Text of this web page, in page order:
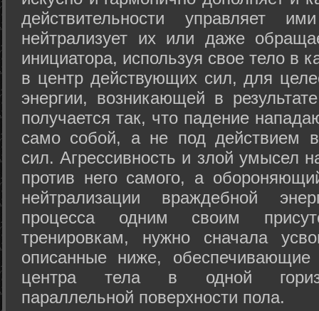
действительности управляет
нейтрализует их или даже
инициатора, используя свое тело в
в центр действующих сил, для
энергии, возникающей в
получается так, что падение
само собой, а не под действием
сил. Агрессивность и злой умысел
против него самого, а
нейтрализации враждебной
процесса одним своим
тренировкам, нужно сначала
описанные ниже, обеспечивающие
центра тела в одной
параллельной поверхности пола.